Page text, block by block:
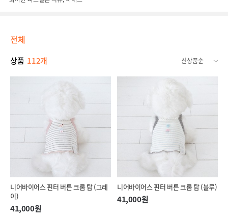
전체
상품 112개
니어바이어스 핀터 버튼 크롭 탑 (그레
이)
41,000원
니어바이어스 핀터 버튼 크롭 탑 (블루)
41,000원